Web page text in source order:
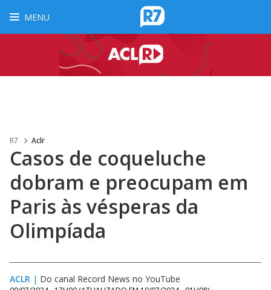
MENU
R7 Aclr
Casos de coqueluche
dobram e preocupam em
Paris às vésperas da
Olimpíada
ACLR | Do canal Record News no YouTube